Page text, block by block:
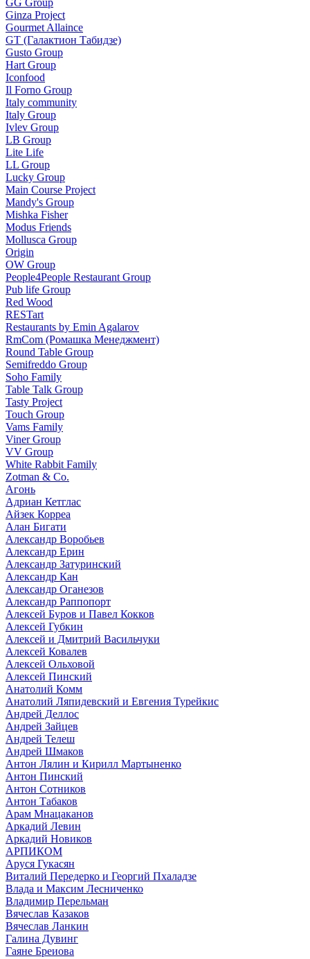
Ginza Project
Gourmet Allaince
GT (Галактион Табидзе)
Gusto Group
Hart Group
Iconfood
Il Forno Group
Italy community
Italy Group
Ivlev Group
LB Group
Lite Life
LL Group
Lucky Group
Main Course Project
Mandy's Group
Mishka Fisher
Modus Friends
Mollusca Group
Origin
OW Group
People4People Restaurant Group
Pub life Group
Red Wood
RESTart
Restaurants by Emin Agalarov
RmCom (Ромашка Менеджмент)
Round Table Group
Semifreddo Group
Soho Family
Table Talk Group
Tasty Project
Touch Group
Vams Family
Viner Group
VV Group
White Rabbit Family
Zotman & Co.
Агонь
Адриан Кетглас
Айзек Корреа
Алан Бигати
Александр Воробьев
Александр Ерин
Александр Затуринский
Александр Кан
Александр Оганезов
Александр Раппопорт
Алексей Буров и Павел Кокков
Алексей Губкин
Алексей и Дмитрий Васильчуки
Алексей Ковалев
Алексей Ольховой
Алексей Пинский
Анатолий Комм
Анатолий Ляпидевский и Евгения Турейкис
Андрей Деллос
Андрей Зайцев
Андрей Телеш
Андрей Шмаков
Антон Лялин и Кирилл Мартыненко
Антон Пинский
Антон Сотников
Антон Табаков
Арам Мнацаканов
Аркадий Левин
Аркадий Новиков
АРПИКОМ
Аруся Гукасян
Виталий Передерко и Георгий Пхаладзе
Влада и Максим Лесниченко
Владимир Перельман
Вячеслав Казаков
Вячеслав Ланкин
Галина Дувинг
Гаяне Бреиова